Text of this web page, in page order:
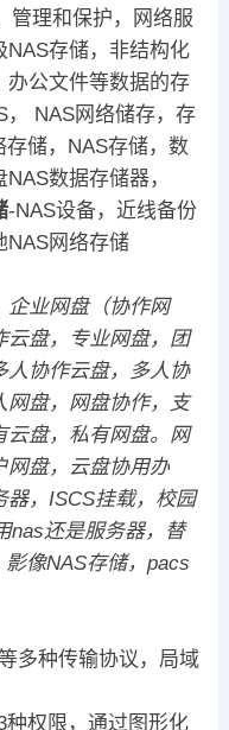
管理和保护，网络服
NAS存储，非结构化
办公文件等数据的存
， NAS网络储存，存
储，NAS存储，数
数据存储器，
-NAS设备，近线备份
NAS网络存储
企业网盘（协作网
云盘，专业网盘，团
人协作云盘，多人协
网盘，网盘协作，支
云盘， 私有网盘。网
网盘，云盘协用办
， ISCS挂载，校园
nas还是服务器，替
像NAS存储，pacs
多种传输协议，局域
种权限，通过图形化